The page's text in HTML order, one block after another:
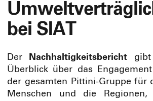
bei SIAT
Der Nachhaltigkeitsbericht gibt
Überblick über das
der gesamten Pittini-Gruppe für
Menschen und die